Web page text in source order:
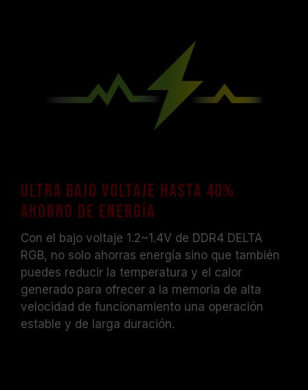
Ultra bajo voltaje hasta 40%
ahorro de energía
Con el bajo voltaje 1.2~1.4V de DDR4 DELTA
RGB, no solo ahorras energía sino que también
puedes reducir la temperatura y el calor
generado para ofrecer a la memoria de alta
velocidad de funcionamiento una operación
estable y de larga duración.